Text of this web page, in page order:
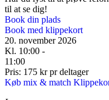
til at se dig!
Book din plads
Book med klippekort
20. november 2026
Kl. 10:00 -
11:00
Pris: 175 kr pr deltager
Køb mix & match